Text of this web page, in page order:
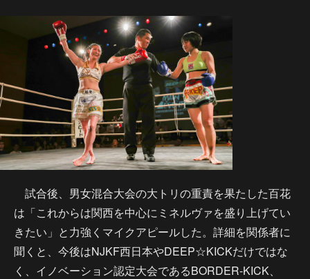
試合後、男女混合大会の大トリの重責を果たした百花
は「これからは関西を中心にミネルヴァを盛り上げてい
きたい」と力強くマイクアピールした。詳細を関係者に
聞くと、今後はNJKF西日本やDEEP☆KICKだけではな
く、イノベーション認定大会であるBORDER-KICK、